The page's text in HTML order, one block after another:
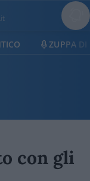
ZUPPA DI
con gli